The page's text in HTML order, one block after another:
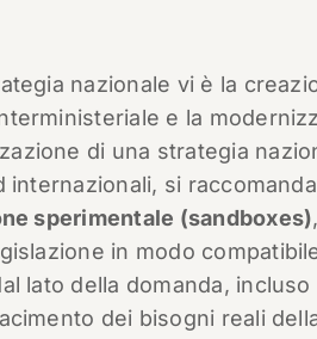
nazionale vi è la
e la
di una strategia
si
sperimentale (sandboxes)
in modo
lato della domanda, incluso
dei bisogni reali